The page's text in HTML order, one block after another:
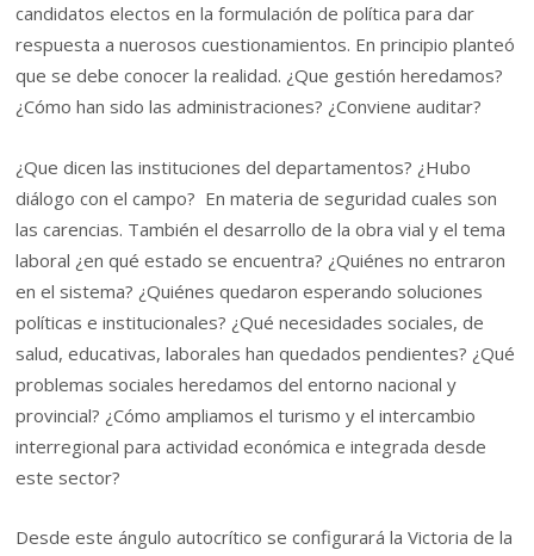
candidatos electos en la formulación de política para dar
respuesta a nuerosos cuestionamientos. En principio planteó
que se debe conocer la realidad. ¿Que gestión heredamos?
¿Cómo han sido las administraciones? ¿Conviene auditar?
¿Que dicen las instituciones del departamentos? ¿Hubo
diálogo con el campo? En materia de seguridad cuales son
las carencias. También el desarrollo de la obra vial y el tema
laboral ¿en qué estado se encuentra? ¿Quiénes no entraron
en el sistema? ¿Quiénes quedaron esperando soluciones
políticas e institucionales? ¿Qué necesidades sociales, de
salud, educativas, laborales han quedados pendientes? ¿Qué
problemas sociales heredamos del entorno nacional y
provincial? ¿Cómo ampliamos el turismo y el intercambio
interregional para actividad económica e integrada desde
este sector?
Desde este ángulo autocrítico se configurará la Victoria de la